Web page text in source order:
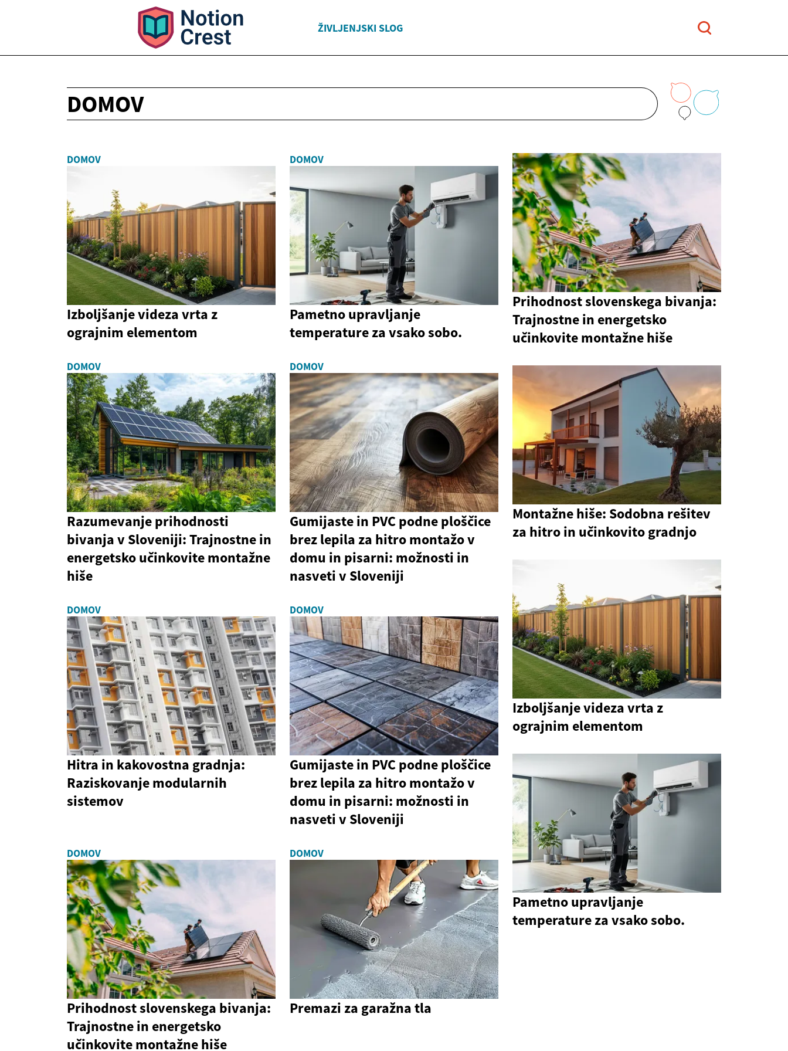
ŽIVLJENJSKI SLOG
DOMOV
DOMOV
Izboljšanje videza vrta z
ograjnim elementom
DOMOV
Pametno upravljanje
temperature za vsako sobo.
DOMOV
Razumevanje prihodnosti
bivanja v Sloveniji: Trajnostne in
energetsko učinkovite montažne
hiše
DOMOV
Gumijaste in PVC podne ploščice
brez lepila za hitro montažo v
domu in pisarni: možnosti in
nasveti v Sloveniji
DOMOV
Hitra in kakovostna gradnja:
Raziskovanje modularnih
sistemov
DOMOV
Gumijaste in PVC podne ploščice
brez lepila za hitro montažo v
domu in pisarni: možnosti in
nasveti v Sloveniji
DOMOV
Prihodnost slovenskega bivanja:
Trajnostne in energetsko
učinkovite montažne hiše
DOMOV
Premazi za garažna tla
Prihodnost slovenskega bivanja:
Trajnostne in energetsko
učinkovite montažne hiše
Montažne hiše: Sodobna rešitev
za hitro in učinkovito gradnjo
Izboljšanje videza vrta z
ograjnim elementom
Pametno upravljanje
temperature za vsako sobo.